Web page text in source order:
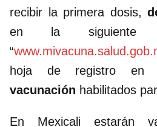
recibir la primera dosis,
en la siguiente
“
hoja de registro
vacunación habilitados
En Mexicali estarán